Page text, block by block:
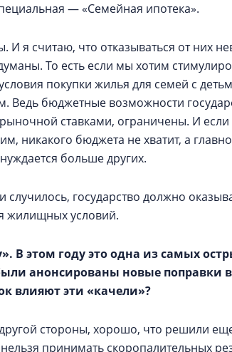
— «Семейная ипотека».
я считаю, что отказываться от них
То есть если мы хотим
покупки жилья для семей с
Ведь бюджетные возможности
ставками, ограничены. И
никакого бюджета не хватит, а
больше других.
государство должно
жилищных условий.
этом году это одна из самых
анонсированы новые поправки
влияют эти «качели»?
стороны, хорошо, что решили еще
принимать скоропалительных